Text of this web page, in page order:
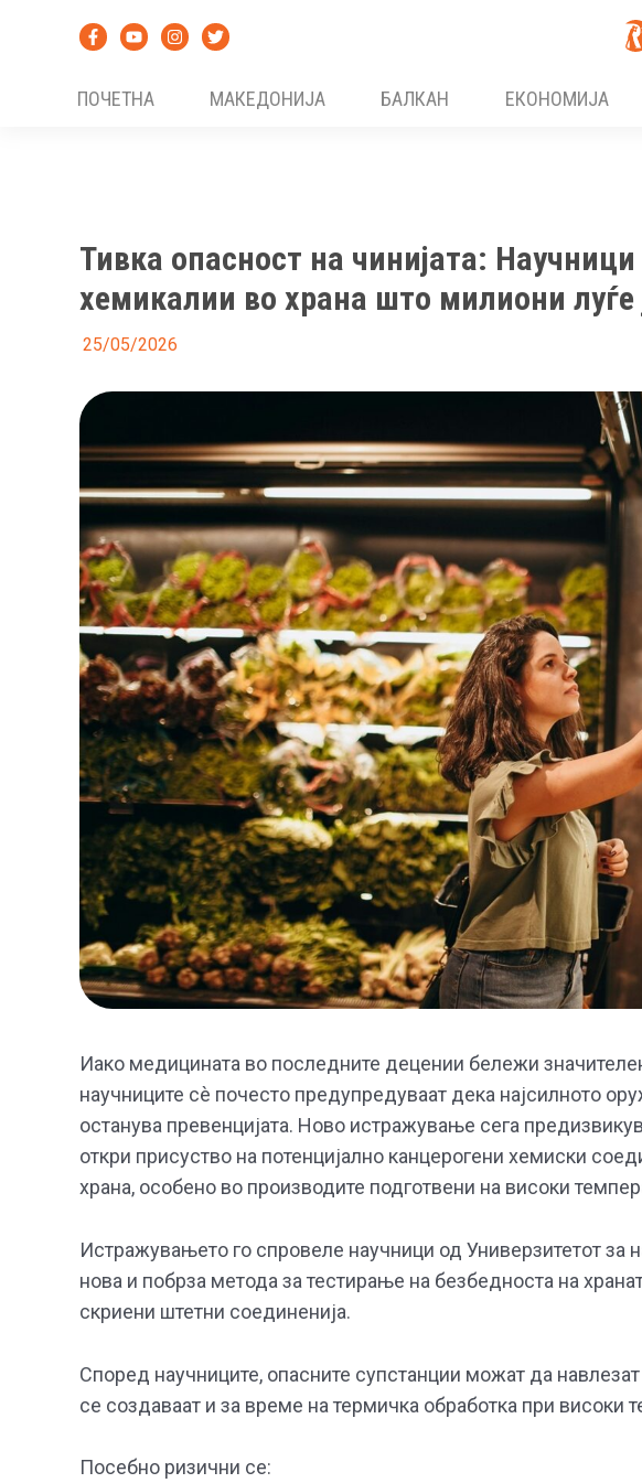
ПОЧЕТНА
МАКЕДОНИЈА БАЛКАН ЕКОНОМИЈА
Тивка опасност на чинијата: Научници
хемикалии во храна што милиони луѓе
25/05/2026
Иако медицината во последните децении бележи
научниците сè почесто предупредуваат дека најсилното
останува превенцијата. Ново истражување сега
откри присуство на потенцијално канцерогени хемиски
храна, особено во производите подготвени на високи
Истражувањето го спровеле научници од Универзитетот за
нова и побрза метода за тестирање на безбедноста на
скриени штетни соединенија.
Според научниците, опасните супстанции можат да
се создаваат и за време на термичка обработка при високи
Посебно ризични се: